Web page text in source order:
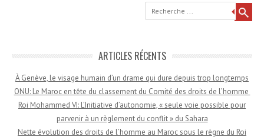
Recherche
ARTICLES RÉCENTS
À Genève, le visage humain d’un drame qui dure depuis trop longtemps
ONU: Le Maroc en tête du classement du Comité des droits de l’homme
Roi Mohammed VI: L’Initiative d’autonomie, « seule voie possible pour
parvenir à un règlement du conflit » du Sahara
Nette évolution des droits de l’homme au Maroc sous le règne du Roi